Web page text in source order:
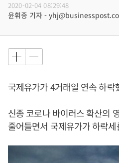
2020-02-04 08:29:48
윤휘종 기자 -
국제유가가 4거래일 연속 하락
신종 코로나 바이러스 확산의
줄어들면서 국제유가가 하락